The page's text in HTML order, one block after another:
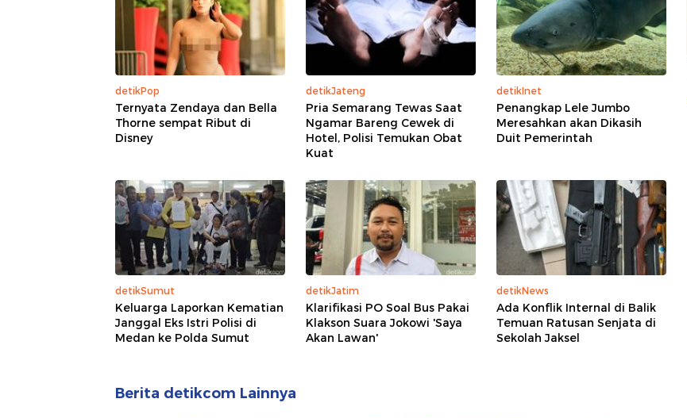
detikPop
Ternyata Zendaya dan Bella
Thorne sempat Ribut di
Disney
detikJateng
Pria Semarang Tewas Saat
Ngamar Bareng Cewek di
Hotel, Polisi Temukan Obat
Kuat
detikInet
Penangkap Lele Jumbo
Meresahkan akan Dikasih
Duit Pemerintah
detikSumut
Keluarga Laporkan Kematian
Janggal Eks Istri Polisi di
Medan ke Polda Sumut
detikJatim
Klarifikasi PO Soal Bus Pakai
Klakson Suara Jokowi 'Saya
Akan Lawan'
detikNews
Ada Konflik Internal di Balik
Temuan Ratusan Senjata di
Sekolah Jaksel
Berita detikcom Lainnya